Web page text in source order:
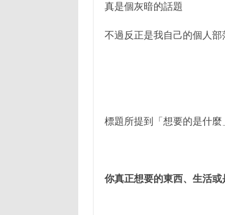
真是個灰暗的話題
不過反正是我自己的個人
標題所提到「想要的是什麼
你真正想要的東西、生活或